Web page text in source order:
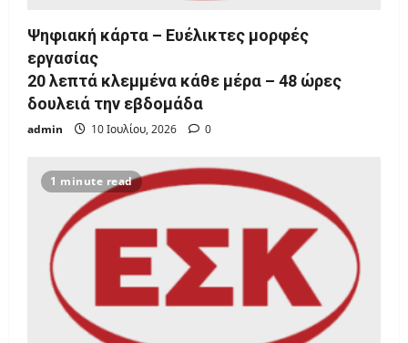
Ψηφιακή κάρτα – Ευέλικτες μορφές
εργασίας
20 λεπτά κλεμμένα κάθε μέρα – 48 ώρες
δουλειά την εβδομάδα
admin 10 Ιουλίου, 2026 0
1 minute read